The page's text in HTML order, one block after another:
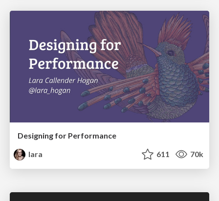
Designing for Performance
lara
611 70k